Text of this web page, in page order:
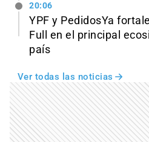
20:06
YPF y PedidosYa
Full en el principal
país
Ver todas las noticias